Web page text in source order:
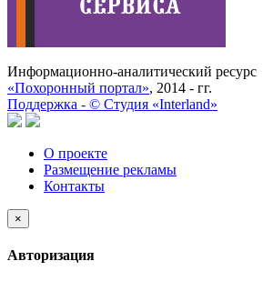
Информационно-аналитический ресурс
«Похоронный портал», 2014 - гг.
Поддержка - © Cтудия «Interland»
О проекте
Размещение рекламы
Контакты
×
Авторизация